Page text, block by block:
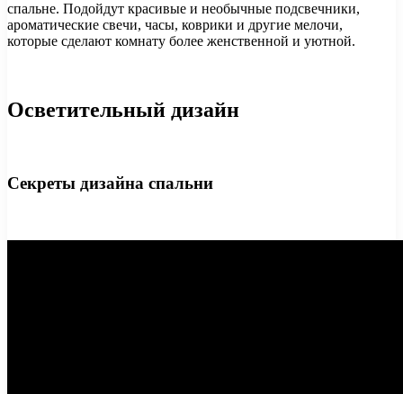
спальне. Подойдут красивые и необычные подсвечники,
ароматические свечи, часы, коврики и другие мелочи,
которые сделают комнату более женственной и уютной.
Осветительный дизайн
Секреты дизайна спальни